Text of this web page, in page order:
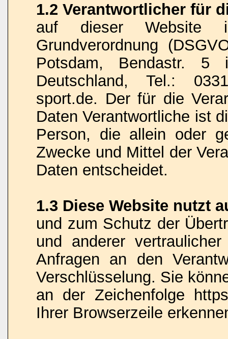
1.2 Verantwortlicher für
auf dieser Website
Grundverordnung
Potsdam, Bendastr. 5
Deutschland, Tel.:
sport.de. Der für die
Daten Verantwortliche ist
Person, die allein oder
Zwecke und Mittel der
Daten entscheidet.
1.3 Diese Website nutzt
und zum Schutz der
und anderer
Anfragen an den
Verschlüsselung. Sie
an der Zeichenfolge
Ihrer Browserzeile